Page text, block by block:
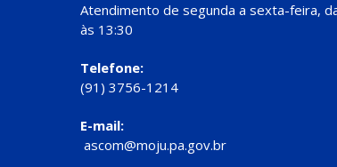
Atendimento de segunda a sexta-feira,
às 13:30
Telefone:
(91) 3756-1214
E-mail:
ascom@moju.pa.gov.br